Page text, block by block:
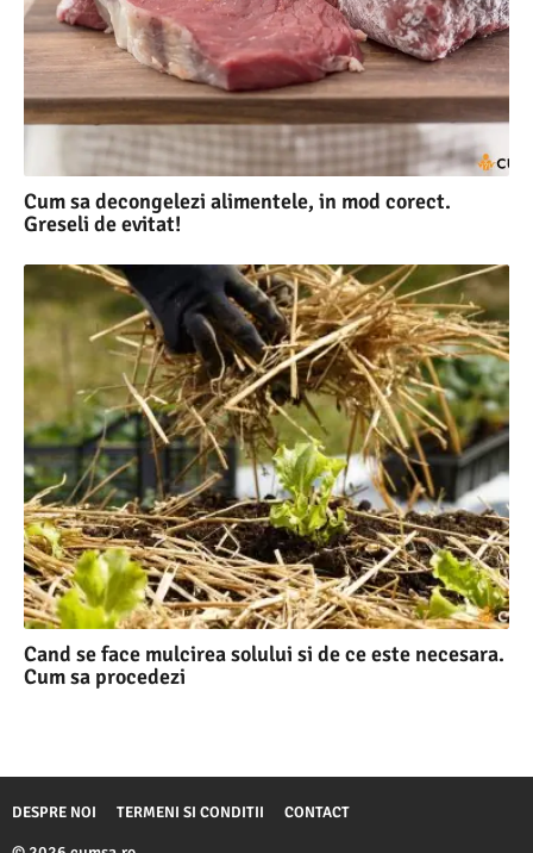
Cum sa decongelezi alimentele, in mod corect.
Greseli de evitat!
Cand se face mulcirea solului si de ce este necesara.
Cum sa procedezi
DESPRE NOI TERMENI SI CONDITII CONTACT